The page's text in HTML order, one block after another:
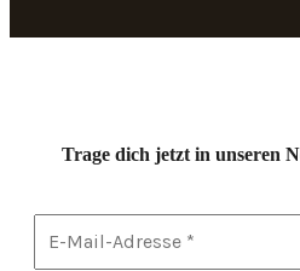
Trage dich jetzt in unseren